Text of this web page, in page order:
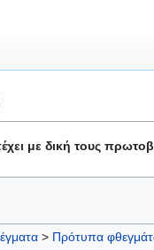
με δική τους
> Πρότυπα